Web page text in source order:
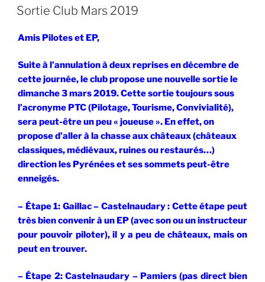
LE
Sortie Club Mars 2019
Amis Pilotes et EP,
Suite à l’annulation à deux reprises en décembre de
cette journée, le club propose une nouvelle sortie le
dimanche 3 mars 2019. Cette sortie toujours sous
l’acronyme PTC (Pilotage, Tourisme, Convivialité),
sera peut-être un peu « joueuse ». En effet, on
propose d’aller à la chasse aux châteaux (châteaux
classiques, médiévaux, ruines ou restaurés…)
direction les Pyrénées et ses sommets peut-être
enneigés.
– Étape 1: Gaillac – Castelnaudary : Cette étape peut
très bien convenir à un EP (avec son ou un instructeur
pour pouvoir piloter), il y a peu de châteaux, mais on
peut en trouver.
– Étape 2: Castelnaudary – Pamiers (pas direct bien